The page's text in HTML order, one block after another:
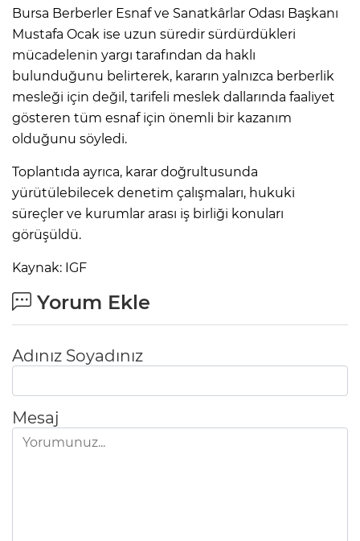
Bursa Berberler Esnaf ve Sanatkârlar Odası Başkanı
Mustafa Ocak ise uzun süredir sürdürdükleri
mücadelenin yargı tarafından da haklı
bulunduğunu belirterek, kararın yalnızca berberlik
mesleği için değil, tarifeli meslek dallarında faaliyet
gösteren tüm esnaf için önemli bir kazanım
olduğunu söyledi.
Toplantıda ayrıca, karar doğrultusunda
yürütülebilecek denetim çalışmaları, hukuki
süreçler ve kurumlar arası iş birliği konuları
görüşüldü.
Kaynak: IGF
Yorum Ekle
Adınız Soyadınız
Mesaj